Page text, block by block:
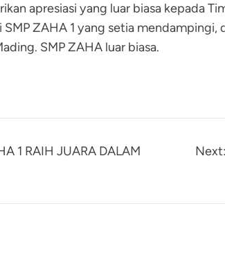
apresiasi yang luar biasa kepada
ZAHA 1 yang setia
SMP ZAHA luar biasa.
1 RAIH JUARA DALAM
Next: